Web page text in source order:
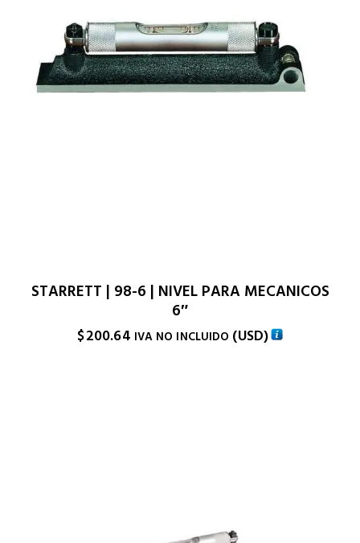
STARRETT | 98-6 | NIVEL PARA MECANICOS
6″
$200.64 IVA NO INCLUIDO (USD)